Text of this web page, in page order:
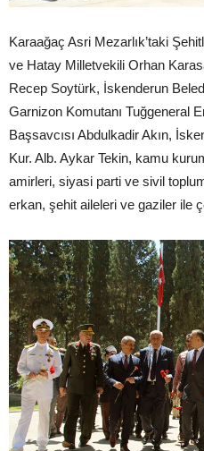
Karaağaç Asri Mezarlık’taki
ve Hatay Milletvekili Orhan
Recep Soytürk, İskenderun
Garnizon Komutanı Tuğgeneral
Başsavcısı Abdulkadir Akın,
Kur. Alb. Aykar Tekin, kamu
amirleri, siyasi parti ve sivil
erkan, şehit aileleri ve gaziler ile